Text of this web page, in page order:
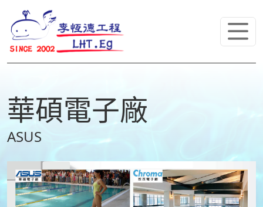
華碩電子廠
ASUS